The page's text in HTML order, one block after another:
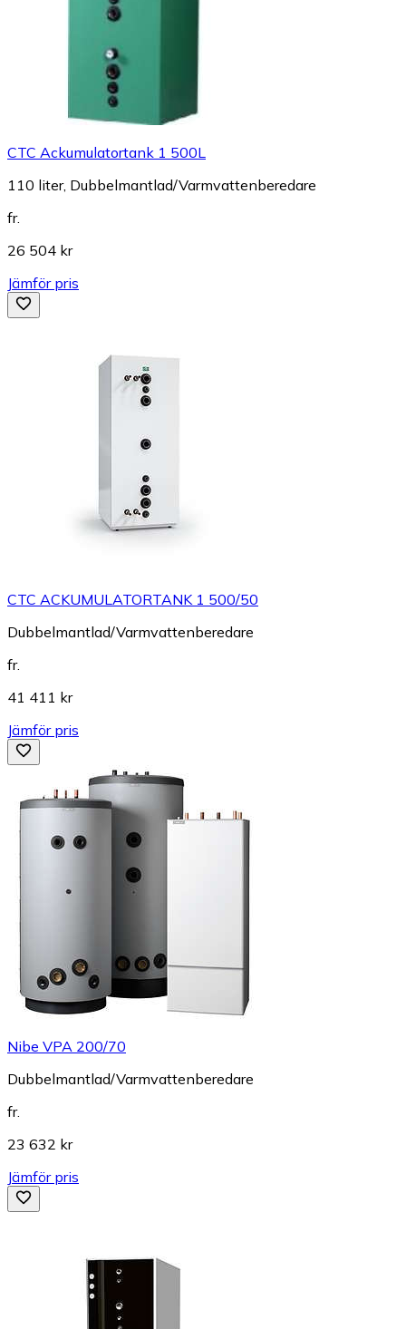
CTC Ackumulatortank 1 500L
110 liter, Dubbelmantlad/Varmvattenberedare
fr.
26 504 kr
Jämför pris
CTC ACKUMULATORTANK 1 500/50
Dubbelmantlad/Varmvattenberedare
fr.
41 411 kr
Jämför pris
Nibe VPA 200/70
Dubbelmantlad/Varmvattenberedare
fr.
23 632 kr
Jämför pris